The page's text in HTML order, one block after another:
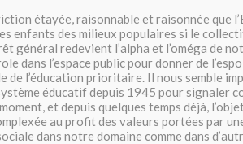
étayée, raisonnable et raisonnée que
enfants des milieux populaires si le
général redevient l’alpha et l’oméga de
dans l’espace public pour donner de
de l’éducation prioritaire. Il nous semble
éducatif depuis 1945 pour signaler
et depuis quelques temps déjà,
au profit des valeurs portées par
dans notre domaine comme dans